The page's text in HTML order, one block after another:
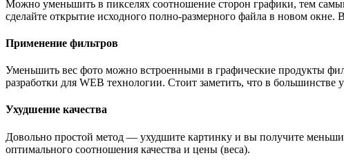
Можно уменьшить в пикселях соотношение сторон графики, тем
сделайте открытие исходного полно-размерного файла в новом окне.
Применение фильтров
Уменьшить вес фото можно встроенными в графические продукты
разработки для WEB технологии. Стоит заметить, что в
Ухудшение качества
Довольно простой метод — ухудшите картинку и вы получите
оптимального соотношения качества и цены (веса).